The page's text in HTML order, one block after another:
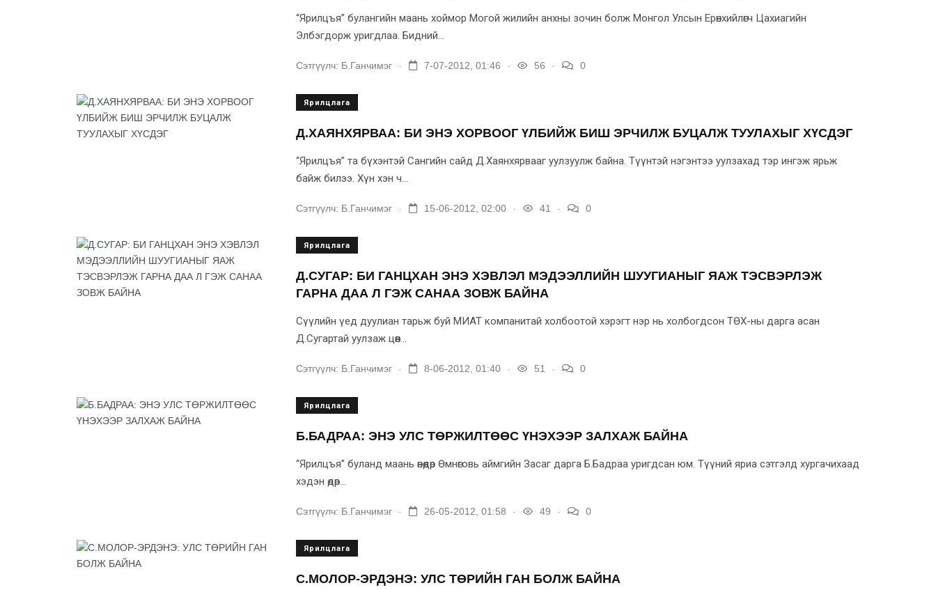
“Ярилцъя” булангийн маань хоймор Могой жилийн анхны зочин болж Монгол Улсын Ерөнхийлөгч Цахиагийн
Элбэгдорж уригдлаа. Бидний...
Сэтгүүлч: Б.Ганчимэг 7-07-2012, 01:46 56 0
Ярилцлага
Д.ХАЯНХЯРВАА: БИ ЭНЭ ХОРВООГ ҮЛБИЙЖ БИШ ЭРЧИЛЖ БУЦАЛЖ ТУУЛАХЫГ ХҮСДЭГ
“Ярилцъя” та бүхэнтэй Сангийн сайд Д.Хаянхярвааг уулзуулж байна. Түүнтэй нэгэнтээ уулзахад тэр ингэж ярьж
байж билээ. Хүн хэн ч...
Сэтгүүлч: Б.Ганчимэг 15-06-2012, 02:00 41 0
Ярилцлага
Д.СУГАР: БИ ГАНЦХАН ЭНЭ ХЭВЛЭЛ МЭДЭЭЛЛИЙН ШУУГИАНЫГ ЯАЖ ТЭСВЭРЛЭЖ
ГАРНА ДАА Л ГЭЖ САНАА ЗОВЖ БАЙНА
Сүүлийн үед дуулиан тарьж буй МИАТ компанитай холбоотой хэрэгт нэр нь холбогдсон ТӨХ-ны дарга асан
Д.Сугартай уулзаж цөөн...
Сэтгүүлч: Б.Ганчимэг 8-06-2012, 01:40 51 0
Ярилцлага
Б.БАДРАА: ЭНЭ УЛС ТӨРЖИЛТӨӨС ҮНЭХЭЭР ЗАЛХАЖ БАЙНА
“Ярилцъя” буланд маань өнөөдөр Өмнөговь аймгийн Засаг дарга Б.Бадраа уригдсан юм. Түүний яриа сэтгэлд хургачихаад
хэдэн өдөр...
Сэтгүүлч: Б.Ганчимэг 26-05-2012, 01:58 49 0
Ярилцлага
С.МОЛОР-ЭРДЭНЭ: УЛС ТӨРИЙН ГАН БОЛЖ БАЙНА